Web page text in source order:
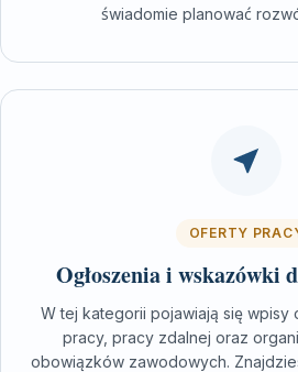
świadomie planować
OFERTY
Ogłoszenia i wskazówki
W tej kategorii pojawiają się wpisy
pracy, pracy zdalnej oraz
obowiązków zawodowych.